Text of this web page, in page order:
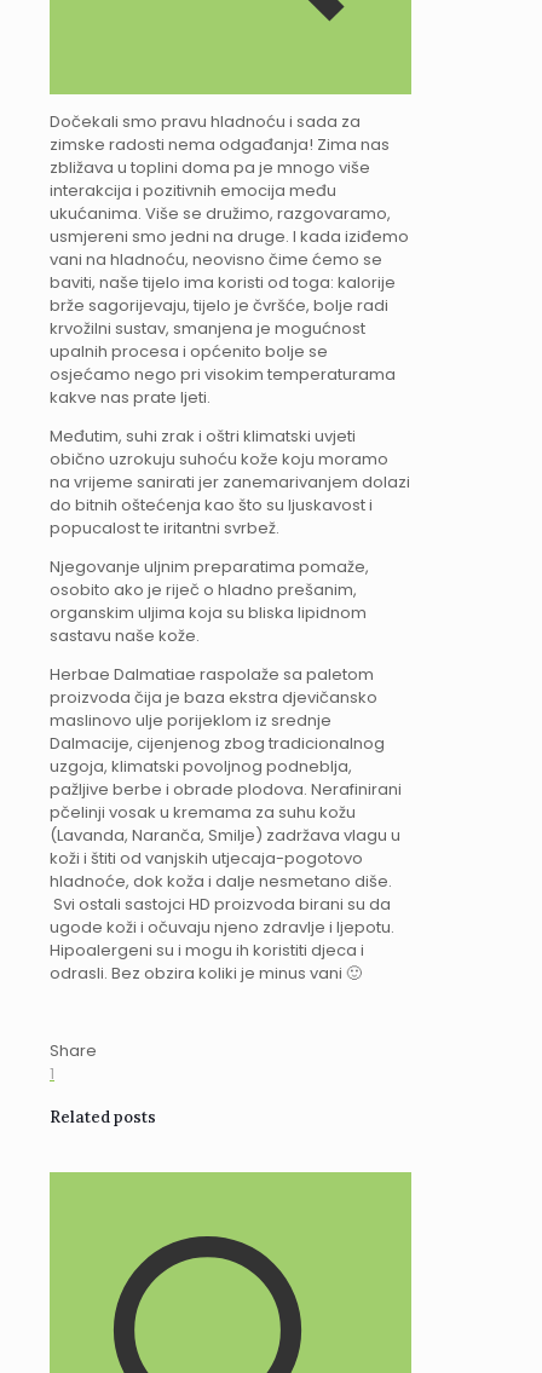
Dočekali smo pravu hladnoću i sada za
zimske radosti nema odgađanja! Zima nas
zbližava u toplini doma pa je mnogo više
interakcija i pozitivnih emocija među
ukućanima. Više se družimo, razgovaramo,
usmjereni smo jedni na druge. I kada iziđemo
vani na hladnoću, neovisno čime ćemo se
baviti, naše tijelo ima koristi od toga: kalorije
brže sagorijevaju, tijelo je čvršće, bolje radi
krvožilni sustav, smanjena je mogućnost
upalnih procesa i općenito bolje se
osjećamo nego pri visokim temperaturama
kakve nas prate ljeti.
Međutim, suhi zrak i oštri klimatski uvjeti
obično uzrokuju suhoću kože koju moramo
na vrijeme sanirati jer zanemarivanjem dolazi
do bitnih oštećenja kao što su ljuskavost i
popucalost te iritantni svrbež.
Njegovanje uljnim preparatima pomaže,
osobito ako je riječ o hladno prešanim,
organskim uljima koja su bliska lipidnom
sastavu naše kože.
Herbae Dalmatiae raspolaže sa paletom
proizvoda čija je baza ekstra djevičansko
maslinovo ulje porijeklom iz srednje
Dalmacije, cijenjenog zbog tradicionalnog
uzgoja, klimatski povoljnog podneblja,
pažljive berbe i obrade plodova. Nerafinirani
pčelinji vosak u kremama za suhu kožu
(Lavanda, Naranča, Smilje) zadržava vlagu u
koži i štiti od vanjskih utjecaja-pogotovo
hladnoće, dok koža i dalje nesmetano diše.
Svi ostali sastojci HD proizvoda birani su da
ugode koži i očuvaju njeno zdravlje i ljepotu.
Hipoalergeni su i mogu ih koristiti djeca i
odrasli. Bez obzira koliki je minus vani 🙂
Share
1
Related posts